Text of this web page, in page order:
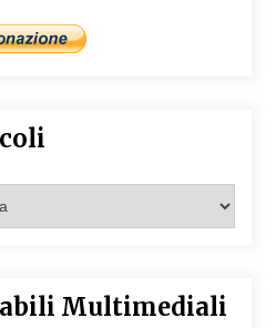
Multimediali